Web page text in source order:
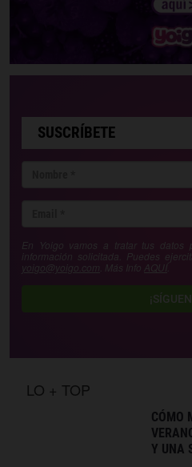
SUSCRÍBETE
En Yoigo vamos a tratar tus datos
información solicitada. Puedes
yoigo@yoigo.com . Más Info AQUÍ
LO + TOP
CÓMO
Y UNA